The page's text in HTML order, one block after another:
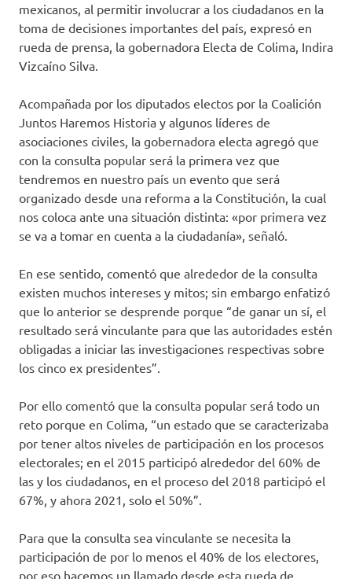
mexicanos, al permitir involucrar a los ciudadanos en la
toma de decisiones importantes del país, expresó en
rueda de prensa, la gobernadora Electa de Colima, Indira
Vizcaíno Silva.
Acompañada por los diputados electos por la Coalición
Juntos Haremos Historia y algunos líderes de
asociaciones civiles, la gobernadora electa agregó que
con la consulta popular será la primera vez que
tendremos en nuestro país un evento que será
organizado desde una reforma a la Constitución, la cual
nos coloca ante una situación distinta: «por primera vez
se va a tomar en cuenta a la ciudadanía», señaló.
En ese sentido, comentó que alrededor de la consulta
existen muchos intereses y mitos; sin embargo enfatizó
que lo anterior se desprende porque “de ganar un sí, el
resultado será vinculante para que las autoridades estén
obligadas a iniciar las investigaciones respectivas sobre
los cinco ex presidentes”.
Por ello comentó que la consulta popular será todo un
reto porque en Colima, “un estado que se caracterizaba
por tener altos niveles de participación en los procesos
electorales; en el 2015 participó alrededor del 60% de
las y los ciudadanos, en el proceso del 2018 participó el
67%, y ahora 2021, solo el 50%”.
Para que la consulta sea vinculante se necesita la
participación de por lo menos el 40% de los electores,
por eso hacemos un llamado desde esta rueda de